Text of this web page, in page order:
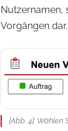
Nutzernamen,
Vorgängen
[Abb. 4]: Wählen